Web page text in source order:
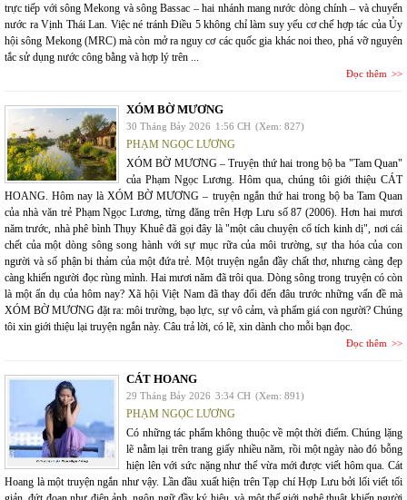
trực tiếp với sông Mekong và sông Bassac – hai nhánh mang nước dòng chính – và chuyển
nước ra Vịnh Thái Lan. Việc né tránh Điều 5 không chỉ làm suy yếu cơ chế hợp tác của Ủy
hội sông Mekong (MRC) mà còn mở ra nguy cơ các quốc gia khác noi theo, phá vỡ nguyên
tắc sử dụng nước công bằng và hợp lý trên ...
Đọc thêm
XÓM BỜ MƯƠNG
30 Tháng Bảy 2026 1:56 CH (Xem: 827)
PHẠM NGỌC LƯƠNG
XÓM BỜ MƯƠNG – Truyện thứ hai trong bộ ba "Tam Quan"
của Phạm Ngọc Lương. Hôm qua, chúng tôi giới thiệu CÁT
HOANG. Hôm nay là XÓM BỜ MƯƠNG – truyện ngắn thứ hai trong bộ ba Tam Quan
của nhà văn trẻ Phạm Ngọc Lương, từng đăng trên Hợp Lưu số 87 (2006). Hơn hai mươi
năm trước, nhà phê bình Thụy Khuê đã gọi đây là "một câu chuyện cổ tích kinh dị", nơi cái
chết của một dòng sông song hành với sự mục rữa của môi trường, sự tha hóa của con
người và số phận bi thảm của một đứa trẻ. Một truyện ngắn đầy chất thơ, nhưng càng đẹp
càng khiến người đọc rùng mình. Hai mươi năm đã trôi qua. Dòng sông trong truyện có còn
là một ẩn dụ của hôm nay? Xã hội Việt Nam đã thay đổi đến đâu trước những vấn đề mà
XÓM BỜ MƯƠNG đặt ra: môi trường, bạo lực, sự vô cảm, và phẩm giá con người? Chúng
tôi xin giới thiệu lại truyện ngắn này. Câu trả lời, có lẽ, xin dành cho mỗi bạn đọc.
Đọc thêm
CÁT HOANG
29 Tháng Bảy 2026 3:34 CH (Xem: 891)
PHẠM NGỌC LƯƠNG
Có những tác phẩm không thuộc về một thời điểm. Chúng lặng
lẽ nằm lại trên trang giấy nhiều năm, rồi một ngày nào đó bỗng
hiện lên với sức nặng như thể vừa mới được viết hôm qua. Cát
Hoang là một truyện ngắn như vậy. Lần đầu xuất hiện trên Tạp chí Hợp Lưu bởi lối viết tối